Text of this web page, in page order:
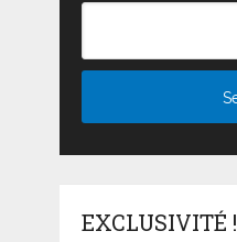
EXCLUSIVITÉ !